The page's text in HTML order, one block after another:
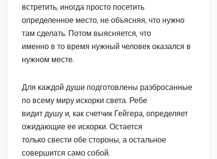
встретить, иногда просто посетить
определенное место, не объясняя, что нужно
там сделать. Потом выясняется, что
именно в то время нужный человек оказался в
нужном месте.
Для каждой души подготовлены разбросанные
по всему миру искорки света. Ребе
видит душу и, как счетчик Гейгера, определяет
ожидающие ее искорки. Остается
только свести обе стороны, а остальное
совершится само собой.